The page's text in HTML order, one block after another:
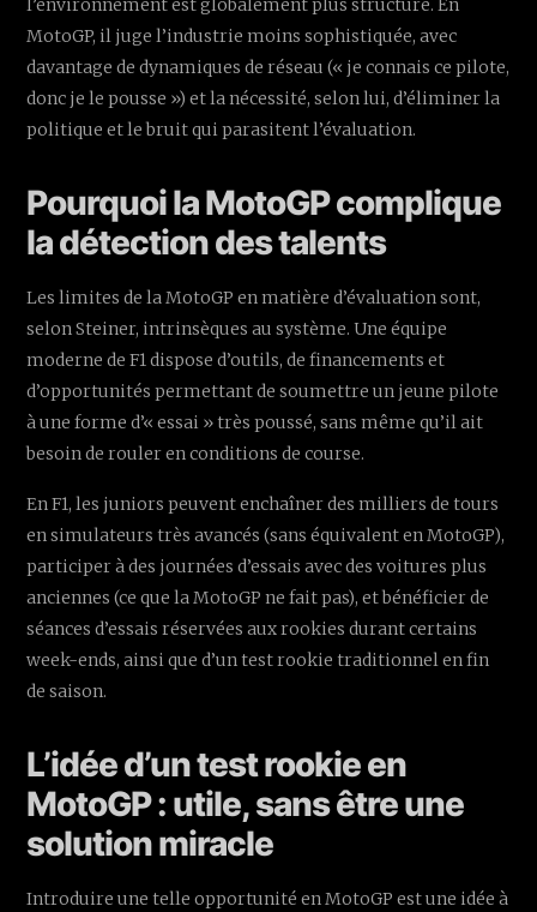
l’environnement est globalement plus structuré. En
MotoGP, il juge l’industrie moins sophistiquée, avec
davantage de dynamiques de réseau (« je connais ce pilote,
donc je le pousse ») et la nécessité, selon lui, d’éliminer la
politique et le bruit qui parasitent l’évaluation.
Pourquoi la MotoGP complique
la détection des talents
Les limites de la MotoGP en matière d’évaluation sont,
selon Steiner, intrinsèques au système. Une équipe
moderne de F1 dispose d’outils, de financements et
d’opportunités permettant de soumettre un jeune pilote
à une forme d’« essai » très poussé, sans même qu’il ait
besoin de rouler en conditions de course.
En F1, les juniors peuvent enchaîner des milliers de tours
en simulateurs très avancés (sans équivalent en MotoGP),
participer à des journées d’essais avec des voitures plus
anciennes (ce que la MotoGP ne fait pas), et bénéficier de
séances d’essais réservées aux rookies durant certains
week-ends, ainsi que d’un test rookie traditionnel en fin
de saison.
L’idée d’un test rookie en
MotoGP : utile, sans être une
solution miracle
Introduire une telle opportunité en MotoGP est une idée à